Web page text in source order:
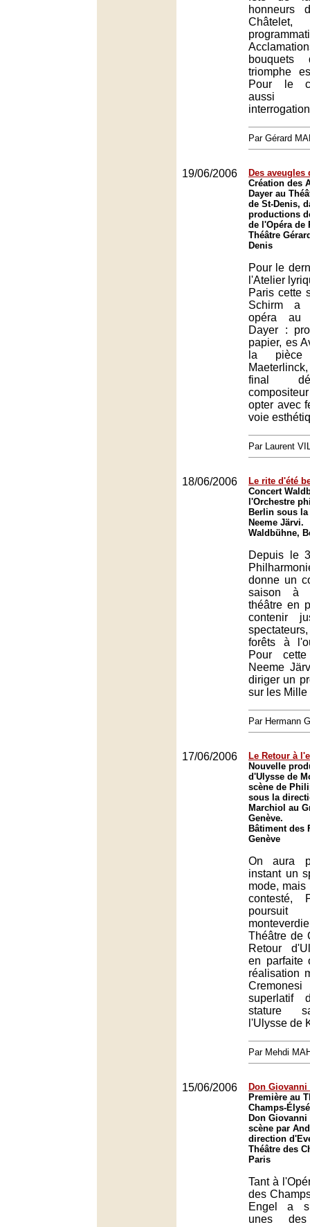
honneurs
triomphe
Pour le
aussi
Par Gérard
19/06/2006
Des aveugles
Création des
Dayer au
de St-Denis,
productions
de l'Opéra de
Théâtre
Denis
Pour le
l'Atelier
Paris cette
Schirm a
opéra au
Dayer :
papier, es
la pièce
final
opter avec
voie
Par Laurent
18/06/2006
Le rite d'été
Concert
l'Orchestre
Berlin sous
Neeme Järvi.
Waldbühne,
Depuis le
donne un
saison à
théâtre en
contenir
forêts à
Pour
Neeme
diriger un
sur les Mille
Par Hermann
17/06/2006
Le Retour à
Nouvelle
d'Ulysse de
scène de
sous la
Marchiol au
Genève.
Bâtiment des
Genève
On aura
instant un
mode, mais
contesté,
Théâtre de
Retour
en parfaite
réalisation
superlatif
stature
l'Ulysse de
Par Mehdi
15/06/2006
Don
Première au
Champs-
Don
scène par
direction
Théâtre des
Paris
Tant à
des
Engel a
unes